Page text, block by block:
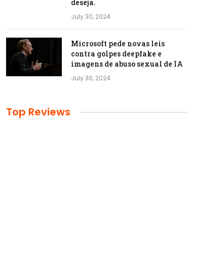
deseja.
July 30, 2024
Microsoft pede novas leis
contra golpes deepfake e
imagens de abuso sexual de IA
July 30, 2024
Top Reviews